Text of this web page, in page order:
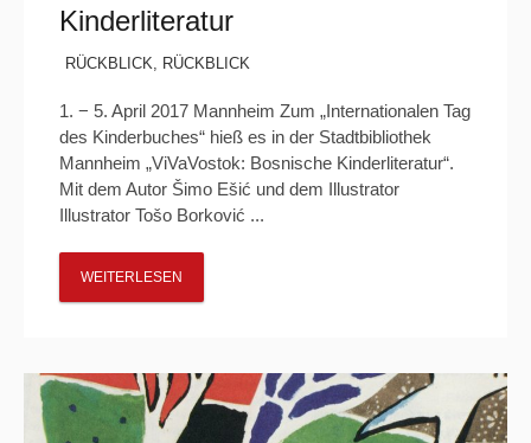
Kinderliteratur
RÜCKBLICK, RÜCKBLICK
1. − 5. April 2017 Mannheim Zum „Internationalen Tag
des Kinderbuches“ hieß es in der Stadtbibliothek
Mannheim „ViVaVostok: Bosnische Kinderliteratur“.
Mit dem Autor Šimo Ešić und dem Illustrator
Illustrator Tošo Borković ...
WEITERLESEN